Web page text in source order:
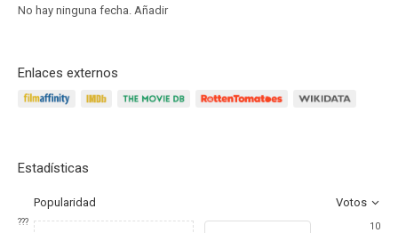
No hay ninguna fecha. Añadir
Enlaces externos
Estadísticas
Popularidad Votos
???
10